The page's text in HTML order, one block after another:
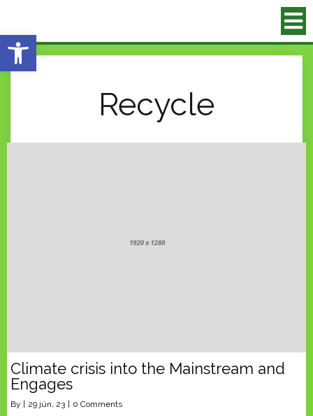
Eszköztár megnyitása
Recycle
Climate crisis into the Mainstream and
Engages
By | 29 jún, 23 | 0 Comments